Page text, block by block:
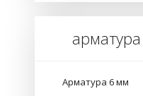
Арматура 6 мм